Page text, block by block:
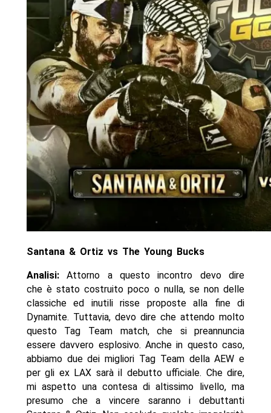
Santana & Ortiz vs The Young Bucks
Analisi:Attorno a questo incontro devo dire
che è stato costruito poco o nulla, se non delle
classiche ed inutili risse proposte alla fine di
Dynamite. Tuttavia, devo dire che attendo molto
questo Tag Team match, che si preannuncia
essere davvero esplosivo. Anche in questo caso,
abbiamo due dei migliori Tag Team della AEW e
per gli ex LAX sarà il debutto ufficiale. Che dire,
mi aspetto una contesa di altissimo livello, ma
presumo che a vincere saranno i debuttanti